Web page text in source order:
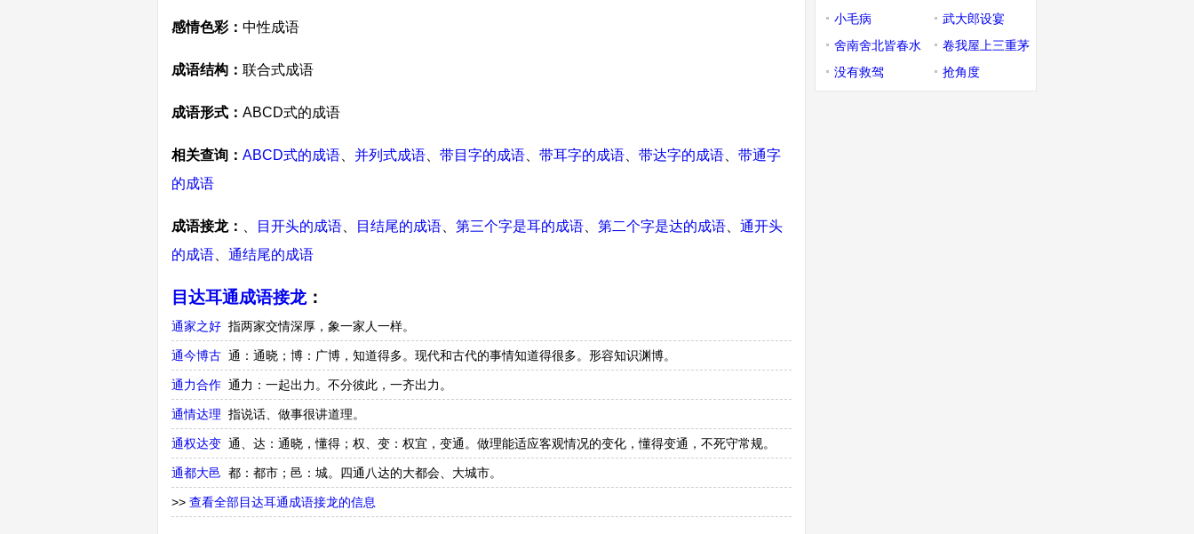
感情色彩： 中性成语
成语结构： 联合式成语
成语形式： ABCD式的成语
相关查询： ABCD式的成语 并列式成语 带目字的成语 带耳字的成语 带达字的成语
带通字
的成语
成语接龙： 目开头的成语 目结尾的成语 第三个字是耳的成语 第二个字是达的成语
通开头
的成语
通结尾的成语
目达耳通成语接龙：
通家之好 指两家交情深厚，象一家人一样。
通今博古 通：通晓；博：广博，知道得多。现代和古代的事情知道得很多。形容知识渊博。
通力合作 通力：一起出力。不分彼此，一齐出力。
通情达理 指说话、做事很讲道理。
通权达变 通、达：通晓，懂得；权、变：权宜，变通。做理能适应客观情况的变化，懂得变通，不死守常规。
通都大邑 都：都市；邑：城。四通八达的大都会、大城市。
>> 查看全部目达耳通成语接龙的信息
小毛病
武大郎设宴
舍南舍北皆春水
卷我屋上三重茅
没有救驾
抢角度